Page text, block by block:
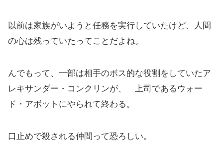
以前は家族がいようと任務を実行していたけど、人間
の心は残っていたってことだよね。
んでもって、一部は相手のボス的な役割をしていたア
レキサンダー・コンクリンが、 上司であるウォー
ド・アボットにやられて終わる。
口止めで殺される仲間って恐ろしい。